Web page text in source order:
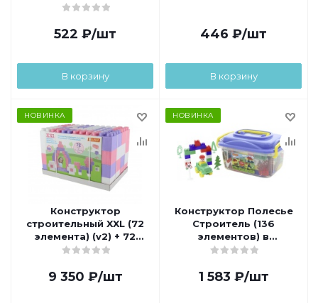
522 ₽/шт
В корзину
446 ₽/шт
В корзину
НОВИНКА
Конструктор
строительный XXL (72
элемента) (v2) + 72
соединителя
9 350 ₽/шт
НОВИНКА
Конструктор Полесье
Строитель (136
элементов) в
контейнере (v2)
1 583 ₽/шт